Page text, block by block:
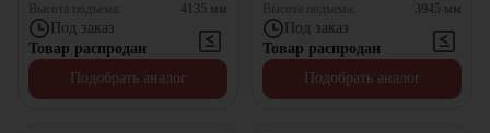
Высота подъема:
4135 мм
Под заказ
Товар распродан
Подобрать аналог
Высота подъема:
3945 мм
Под заказ
Товар распродан
Подобрать аналог